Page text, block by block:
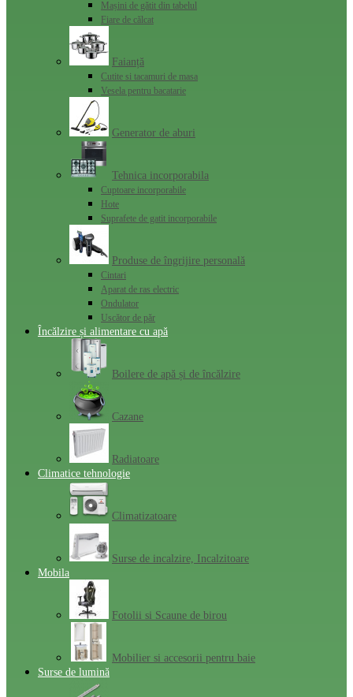
Mașini de gătit din tabelul
Fiare de călcat
Faianță
Cutite si tacamuri de masa
Vesela pentru bacatarie
Generator de aburi
Tehnica incorporabila
Cuptoare incorporabile
Hote
Suprafete de gatit incorporabile
Produse de îngrijire personală
Cintari
Aparat de ras electric
Ondulator
Uscător de păr
Încălzire și alimentare cu apă
Boilere de apă și de încălzire
Cazane
Radiatoare
Climatice tehnologie
Climatizatoare
Surse de incalzire, Incalzitoare
Mobila
Fotolii si Scaune de birou
Mobilier si accesorii pentru baie
Surse de lumină